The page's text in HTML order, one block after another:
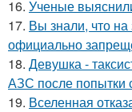
16. Ученые
17. Вы знали, что
официально
18. Девушка -
АЗС после попытки
19. Вселенная